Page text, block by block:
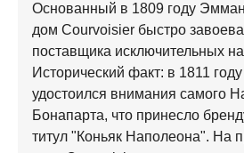
Основанный в 1809 году
дом Courvoisier быстро
поставщика исключительных
Исторический факт: в 1811 году
удостоился внимания самого
Бонапарта, что принесло
титул "Коньяк Наполеона". На